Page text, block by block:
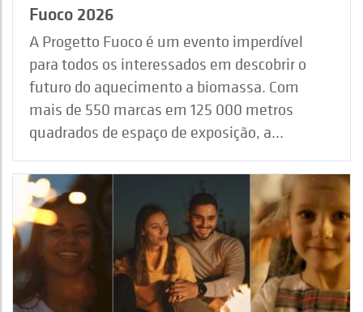
Fuoco 2026
A Progetto Fuoco é um evento imperdível
para todos os interessados em descobrir o
futuro do aquecimento a biomassa. Com
mais de 550 marcas em 125 000 metros
quadrados de espaço de exposição, a...